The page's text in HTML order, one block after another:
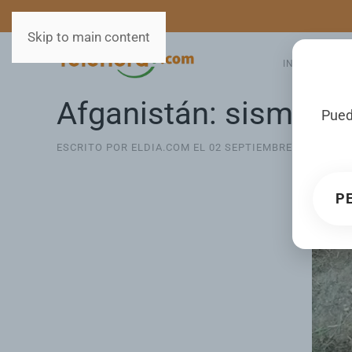
Skip to main content
INICIO
Afganistán: sismo
ESCRITO POR ELDIA.COM EL 02 SEPTIEMBRE 2025